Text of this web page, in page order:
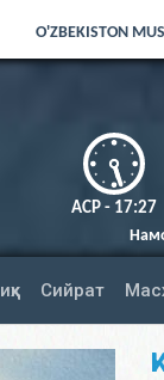
O'ZBEKISTON
АСР - 17:27
Намозни тўлиқ адо
Сийрат